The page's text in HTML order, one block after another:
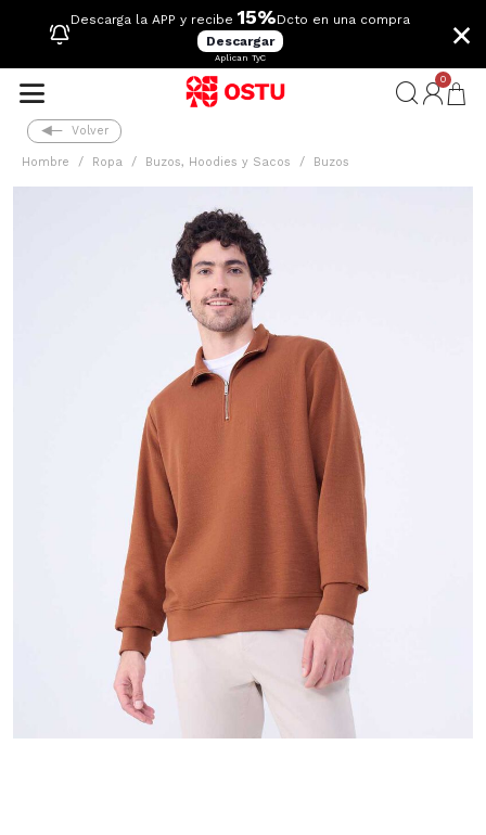
Descarga la APP y recibe 15%Dcto en una compra
Descargar
Aplican TyC
×
0
Volver
Hombre Ropa Buzos, Hoodies y Sacos Buzos